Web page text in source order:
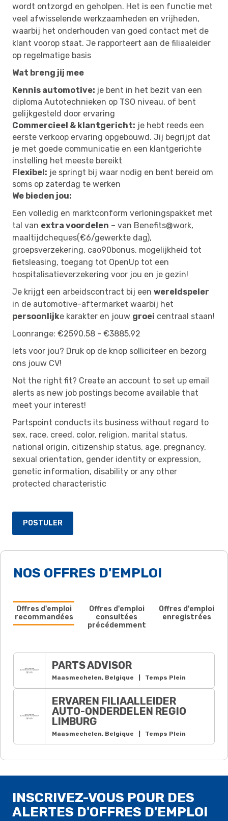
wordt ontzorgd en geholpen. Het is een functie met
veel afwisselende werkzaamheden en vrijheden,
waarbij het onderhouden van goed contact met de
klant voorop staat. Je rapporteert aan de filiaaleider
op regelmatige basis
Wat breng jij mee
Kennis automotive: je bent in het bezit van een
diploma Autotechnieken op TSO niveau, of bent
gelijkgesteld door ervaring
Commercieel & klantgericht: je hebt reeds een
eerste verkoop ervaring opgebouwd. Jij begrijpt dat
je met goede communicatie en een klantgerichte
instelling het meeste bereikt
Flexibel: je springt bij waar nodig en bent bereid om
soms op zaterdag te werken
We bieden jou:
Een volledig en marktconform verloningspakket met
tal van extra voordelen – van Benefits@work,
maaltijdcheques(€6/gewerkte dag),
groepsverzekering, cao90bonus, mogelijkheid tot
fietsleasing, toegang tot OpenUp tot een
hospitalisatieverzekering voor jou en je gezin!
Je krijgt een arbeidscontract bij een wereldspeler
in de automotive-aftermarket waarbij het
persoonlijke karakter en jouw groei centraal staan!
Loonrange: €2590.58 - €3885.92
Iets voor jou? Druk op de knop solliciteer en bezorg
ons jouw CV!
Not the right fit? Create an account to set up email
alerts as new job postings become available that
meet your interest!
Partspoint conducts its business without regard to
sex, race, creed, color, religion, marital status,
national origin, citizenship status, age, pregnancy,
sexual orientation, gender identity or expression,
genetic information, disability or any other
protected characteristic
POSTULER
NOS OFFRES D'EMPLOI
Offres d'emploi
recommandées
Offres d'emploi
consultées
précédemment
Offres d'emploi
enregistrées
PARTS ADVISOR
Maasmechelen, Belgique Temps Plein
ERVAREN FILIAALLEIDER
AUTO-ONDERDELEN REGIO
LIMBURG
Maasmechelen, Belgique Temps Plein
INSCRIVEZ-VOUS POUR DES
ALERTES D'OFFRES D'EMPLOI